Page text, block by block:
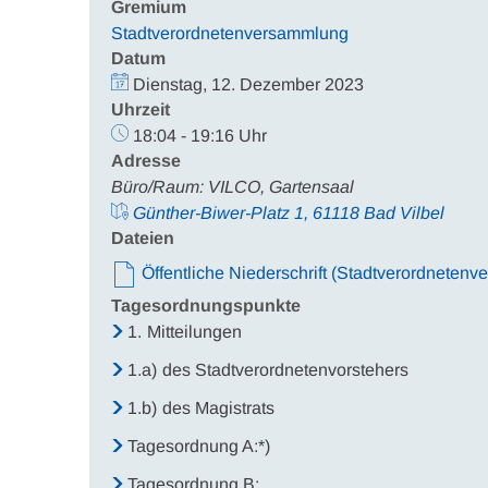
Gremium
Stadtverordnetenversammlung
Datum
Dienstag, 12. Dezember 2023
Uhrzeit
18:04 - 19:16 Uhr
Adresse
Büro/Raum: VILCO, Gartensaal
Günther-Biwer-Platz 1, 61118 Bad Vilbel
Dateien
Öffentliche Niederschrift
Tagesordnungspunkte
1. Mitteilungen
1.a) des Stadtverordnetenvorstehers
1.b) des Magistrats
Tagesordnung A:*)
Tagesordnung B: